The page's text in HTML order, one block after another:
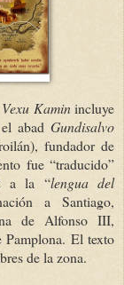
Vexu Kaminincluye
abad Gundisalvo
fundador de
fue “traducido”
a la “lengua del
a Santiago,
de Alfonso III,
Pamplona. El texto
de la zona.